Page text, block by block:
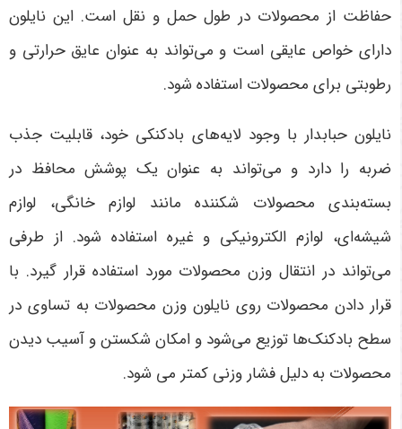
حفاظت از محصولات در طول حمل و نقل است. این نایلون
دارای خواص عایقی است و می‌تواند به عنوان عایق حرارتی و
رطوبتی برای محصولات استفاده شود.
نایلون حبابدار با وجود لایه‌های بادکنکی خود، قابلیت جذب
ضربه را دارد و می‌تواند به عنوان یک پوشش محافظ در
بسته‌بندی محصولات شکننده مانند لوازم خانگی، لوازم
شیشه‌ای، لوازم الکترونیکی و غیره استفاده شود. از طرفی
می‌تواند در انتقال وزن محصولات مورد استفاده قرار گیرد. با
قرار دادن محصولات روی نایلون وزن محصولات به تساوی در
سطح بادکنک‌ها توزیع می‌شود و امکان شکستن و آسیب دیدن
محصولات به دلیل فشار وزنی کمتر می شود.